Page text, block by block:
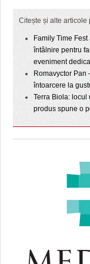
Citește și alte articole
Family Time
întâlnire pentru
eveniment
Romavyctor Pan
întoarcere la
Terra Biola:
produs spune o